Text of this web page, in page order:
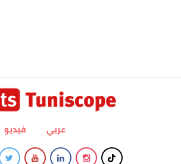
فيديو عربي